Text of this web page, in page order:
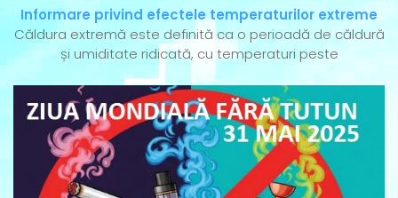
Informare privind efectele temperaturilor extreme
Căldura extremă este definită ca o perioadă de căldură
și umiditate ridicată, cu temperaturi peste